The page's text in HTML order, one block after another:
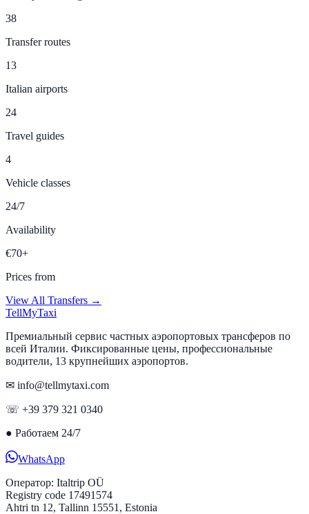
38
Transfer routes
13
Italian airports
24
Travel guides
4
Vehicle classes
24/7
Availability
€70+
Prices from
View All Transfers →
TellMyTaxi
Премиальный сервис частных аэропортовых трансферов по
всей Италии. Фиксированные цены, профессиональные
водители, 13 крупнейших аэропортов.
✉ info@tellmytaxi.com
☏ +39 379 321 0340
● Работаем 24/7
WhatsApp
Оператор: Italtrip OÜ
Registry code 17491574
Ahtri tn 12, Tallinn 15551, Estonia